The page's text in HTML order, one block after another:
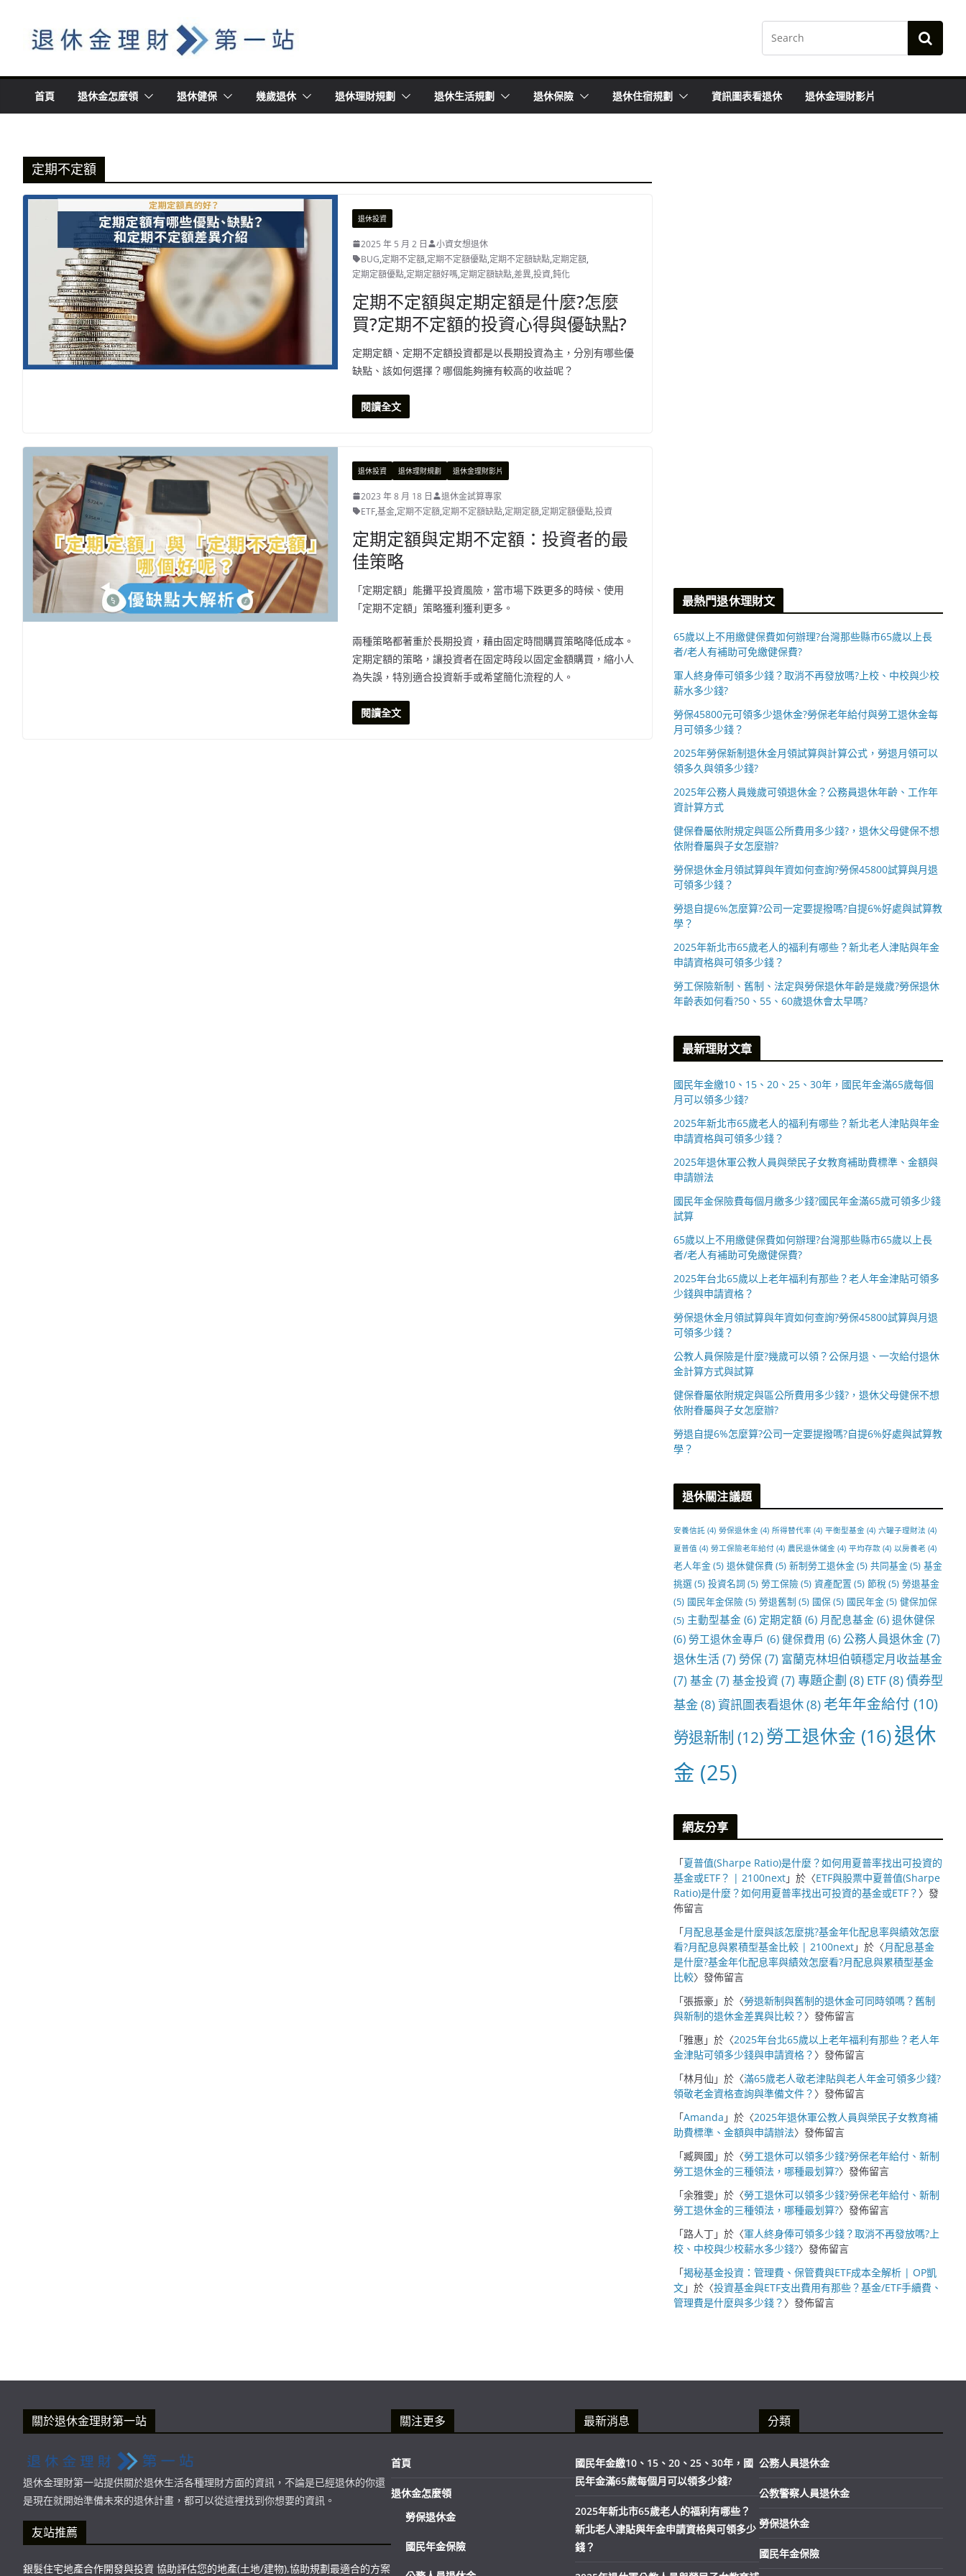
content
首頁 退休金怎麼領 退休健保 幾歲退休 退休理財規劃 退休生活規劃 退休保險 退休住宿規劃 資訊圖表看退休 退休金理財影片
定期不定額
退休投資
2025 年 5 月 2 日
小資女想退休
BUG,定期不定額,定期不定額優點,定期不定額缺點,定期定額,
定期定額優點,定期定額好嗎,定期定額缺點,差異,投資,鈍化
定期不定額與定期定額是什麼?怎麼
買?定期不定額的投資心得與優缺點?
定期定額、定期不定額投資都是以長期投資為主，分別有哪些優
缺點、該如何選擇？哪個能夠擁有較高的收益呢？
閱讀全文
退休投資 退休理財規劃 退休金理財影片
2023 年 8 月 18 日
退休金試算專家
ETF,基金,定期不定額,定期不定額缺點,定期定額,定期定額優點,投資
定期定額與定期不定額：投資者的最
佳策略
「定期定額」能攤平投資風險，當市場下跌更多的時候、使用
「定期不定額」策略獲利獲利更多。
兩種策略都著重於長期投資，藉由固定時間購買策略降低成本。
定期定額的策略，讓投資者在固定時段以固定金額購買，縮小人
為失誤，特別適合投資新手或希望簡化流程的人。
閱讀全文
最熱門退休理財文
65歲以上不用繳健保費如何辦理?台灣那些縣市65歲以上長
者/老人有補助可免繳健保費?
軍人終身俸可領多少錢？取消不再發放嗎?上校、中校與少校
薪水多少錢?
勞保45800元可領多少退休金?勞保老年給付與勞工退休金每
月可領多少錢？
2025年勞保新制退休金月領試算與計算公式，勞退月領可以
領多久與領多少錢?
2025年公務人員幾歲可領退休金？公務員退休年齡、工作年
資計算方式
健保眷屬依附規定與區公所費用多少錢?，退休父母健保不想
依附眷屬與子女怎麼辦?
勞保退休金月領試算與年資如何查詢?勞保45800試算與月退
可領多少錢？
勞退自提6%怎麼算?公司一定要提撥嗎?自提6%好處與試算教
學？
2025年新北市65歲老人的福利有哪些？新北老人津貼與年金
申請資格與可領多少錢？
勞工保險新制、舊制、法定與勞保退休年齡是幾歲?勞保退休
年齡表如何看?50、55、60歲退休會太早嗎?
最新理財文章
國民年金繳10、15、20、25、30年，國民年金滿65歲每個
月可以領多少錢?
2025年新北市65歲老人的福利有哪些？新北老人津貼與年金
申請資格與可領多少錢？
2025年退休軍公教人員與榮民子女教育補助費標準、金額與
申請辦法
國民年金保險費每個月繳多少錢?國民年金滿65歲可領多少錢
試算
65歲以上不用繳健保費如何辦理?台灣那些縣市65歲以上長
者/老人有補助可免繳健保費?
2025年台北65歲以上老年福利有那些？老人年金津貼可領多
少錢與申請資格？
勞保退休金月領試算與年資如何查詢?勞保45800試算與月退
可領多少錢？
公教人員保險是什麼?幾歲可以領？公保月退、一次給付退休
金計算方式與試算
健保眷屬依附規定與區公所費用多少錢?，退休父母健保不想
依附眷屬與子女怎麼辦?
勞退自提6%怎麼算?公司一定要提撥嗎?自提6%好處與試算教
學？
退休關注議題
安養信託 (4) 勞保退休金 (4) 所得替代率 (4) 平衡型基金 (4) 六罐子理財法 (4)
夏普值 (4) 勞工保險老年給付 (4) 農民退休儲金 (4) 平均存款 (4) 以房養老 (4)
老人年金(5) 退休健保費 (5) 新制勞工退休金(5) 共同基金(5) 基金
挑選 (5) 投資名詞 (5) 勞工保險 (5) 資產配置 (5) 節稅 (5) 勞退基金
(5) 國民年金保險 (5) 勞退舊制 (5) 國保(5) 國民年金(5) 健保加保
(5) 主動型基金 (6) 定期定額 (6) 月配息基金 (6) 退休健保
(6) 勞工退休金專戶 (6) 健保費用 (6) 公務人員退休金(7)
退休生活(7) 勞保(7) 富蘭克林坦伯頓穩定月收益基金
(7) 基金(7) 基金投資 (7) 專題企劃 (8) ETF(8)債券型
基金(8)資訊圖表看退休(8)老年年金給付 (10)
勞退新制 (12)勞工退休金 (16)退休
金 (25)
網友分享
「夏普值(Sharpe Ratio)是什麼？如何用夏普率找出可投資的
基金或ETF？ | 2100next」於〈ETF與股票中夏普值(Sharpe
Ratio)是什麼？如何用夏普率找出可投資的基金或ETF？ 〉發
佈留言
「月配息基金是什麼與該怎麼挑?基金年化配息率與績效怎麼
看?月配息與累積型基金比較 | 2100next」於〈月配息基金
是什麼?基金年化配息率與績效怎麼看?月配息與累積型基金
比較〉發佈留言
「張振豪」於〈勞退新制與舊制的退休金可同時領嗎？舊制
與新制的退休金差異與比較？ 〉發佈留言
「雅惠 」於〈2025年台北65歲以上老年福利有那些？老人年
金津貼可領多少錢與申請資格？ 〉發佈留言
「林月仙 」於〈滿65歲老人敬老津貼與老人年金可領多少錢?
領敬老金資格查詢與準備文件？ 〉發佈留言
「Amanda 」於〈2025年退休軍公教人員與榮民子女教育補
助費標準、金額與申請辦法〉發佈留言
「臧興國 」於〈勞工退休可以領多少錢?勞保老年給付、新制
勞工退休金的三種領法，哪種最划算?〉發佈留言
「余雅雯」於〈勞工退休可以領多少錢?勞保老年給付、新制
勞工退休金的三種領法，哪種最划算?〉發佈留言
「路人丁」於〈軍人終身俸可領多少錢？取消不再發放嗎?上
校、中校與少校薪水多少錢?〉發佈留言
「揭秘基金投資：管理費、保管費與ETF成本全解析 | OP凱
文」於〈投資基金與ETF支出費用有那些？基金/ETF手續費、
管理費是什麼與多少錢？ 〉發佈留言
關於退休金理財第一站
退休金理財第一站提供關於退休生活各種理財方面的資訊，不論是已經退休的你還
是現在就開始準備未來的退休計畫，都可以從這裡找到你想要的資訊。
友站推薦
銀髮住宅地產合作開發與投資 協助評估您的地產(土地/建物),協助規劃最適合的方案
關注更多
首頁
退休金怎麼領
勞保退休金
國民年金保險
最新消息
國民年金繳10、15、20、25、30年，國
民年金滿65歲每個月可以領多少錢?
2025年新北市65歲老人的福利有哪些？
新北老人津貼與年金申請資格與可領多少
錢？
分類
公務人員退休金
公教警察人員退休金
勞保退休金
國民年金保險